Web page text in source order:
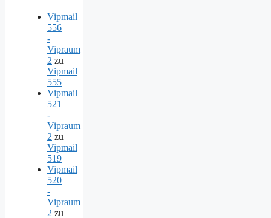
Vipmail
556
-
Vipraum
2 zu
Vipmail
555
Vipmail
521
-
Vipraum
2 zu
Vipmail
519
Vipmail
520
-
Vipraum
2 zu